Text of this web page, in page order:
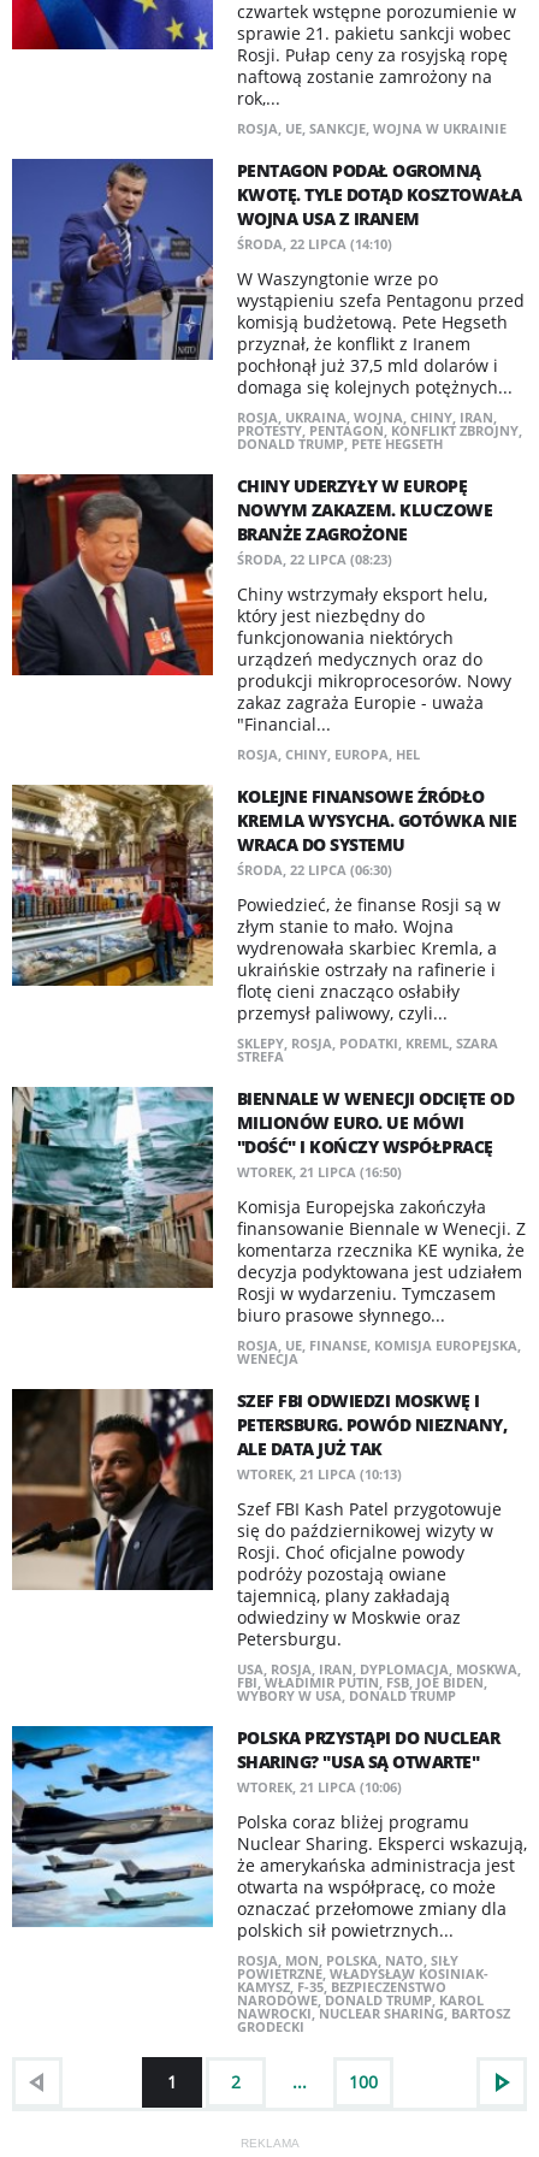
czwartek wstępne porozumienie w
sprawie 21. pakietu sankcji wobec
Rosji. Pułap ceny za rosyjską ropę
naftową zostanie zamrożony na
rok,...
ROSJA, UE, SANKCJE, WOJNA W UKRAINIE
PENTAGON PODAŁ OGROMNĄ
KWOTĘ. TYLE DOTĄD KOSZTOWAŁA
WOJNA USA Z IRANEM
ŚRODA, 22 LIPCA (14:10)
W Waszyngtonie wrze po
wystąpieniu szefa Pentagonu przed
komisją budżetową. Pete Hegseth
przyznał, że konflikt z Iranem
pochłonął już 37,5 mld dolarów i
domaga się kolejnych potężnych...
ROSJA, UKRAINA, WOJNA, CHINY, IRAN,
PROTESTY, PENTAGON, KONFLIKT ZBROJNY,
DONALD TRUMP, PETE HEGSETH
CHINY UDERZYŁY W EUROPĘ
NOWYM ZAKAZEM. KLUCZOWE
BRANŻE ZAGROŻONE
ŚRODA, 22 LIPCA (08:23)
Chiny wstrzymały eksport helu,
który jest niezbędny do
funkcjonowania niektórych
urządzeń medycznych oraz do
produkcji mikroprocesorów. Nowy
zakaz zagraża Europie - uważa
"Financial...
ROSJA, CHINY, EUROPA, HEL
KOLEJNE FINANSOWE ŹRÓDŁO
KREMLA WYSYCHA. GOTÓWKA NIE
WRACA DO SYSTEMU
ŚRODA, 22 LIPCA (06:30)
Powiedzieć, że finanse Rosji są w
złym stanie to mało. Wojna
wydrenowała skarbiec Kremla, a
ukraińskie ostrzały na rafinerie i
flotę cieni znacząco osłabiły
przemysł paliwowy, czyli...
SKLEPY, ROSJA, PODATKI, KREML, SZARA
STREFA
BIENNALE W WENECJI ODCIĘTE OD
MILIONÓW EURO. UE MÓWI
"DOŚĆ" I KOŃCZY WSPÓŁPRACĘ
WTOREK, 21 LIPCA (16:50)
Komisja Europejska zakończyła
finansowanie Biennale w Wenecji. Z
komentarza rzecznika KE wynika, że
decyzja podyktowana jest udziałem
Rosji w wydarzeniu. Tymczasem
biuro prasowe słynnego...
ROSJA, UE, FINANSE, KOMISJA EUROPEJSKA,
WENECJA
SZEF FBI ODWIEDZI MOSKWĘ I
PETERSBURG. POWÓD NIEZNANY,
ALE DATA JUŻ TAK
WTOREK, 21 LIPCA (10:13)
Szef FBI Kash Patel przygotowuje
się do październikowej wizyty w
Rosji. Choć oficjalne powody
podróży pozostają owiane
tajemnicą, plany zakładają
odwiedziny w Moskwie oraz
Petersburgu.
USA, ROSJA, IRAN, DYPLOMACJA, MOSKWA,
FBI,WŁADIMIR PUTIN, FSB, JOE BIDEN,
WYBORY W USA, DONALD TRUMP
POLSKA PRZYSTĄPI DO NUCLEAR
SHARING? "USA SĄ OTWARTE"
WTOREK, 21 LIPCA (10:06)
Polska coraz bliżej programu
Nuclear Sharing. Eksperci wskazują,
że amerykańska administracja jest
otwarta na współpracę, co może
oznaczać przełomowe zmiany dla
polskich sił powietrznych...
ROSJA, MON, POLSKA, NATO, SIŁY
POWIETRZNE, WŁADYSŁAW KOSINIAK-
KAMYSZ, F-35, BEZPIECZEŃSTWO
NARODOWE,DONALD TRUMP, KAROL
NAWROCKI,NUCLEAR SHARING, BARTOSZ
GRODECKI
1 2 ... 100
REKLAMA